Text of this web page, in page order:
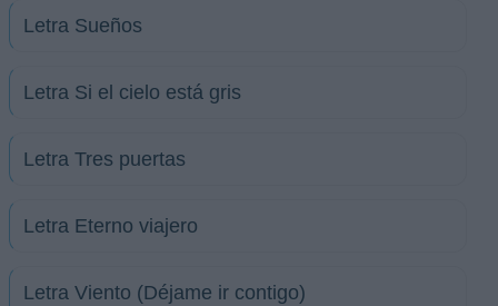
Letra Sueños
Letra Si el cielo está gris
Letra Tres puertas
Letra Eterno viajero
Letra Viento (Déjame ir contigo)